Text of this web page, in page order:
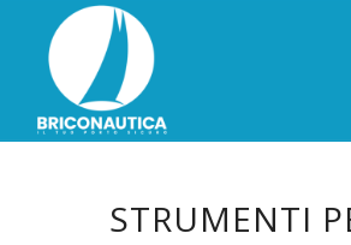
STRUMENTI